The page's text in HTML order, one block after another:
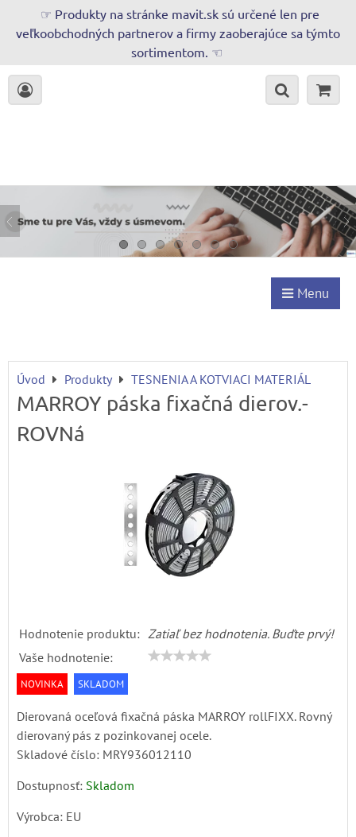
☞ Produkty na stránke mavit.sk sú určené len pre
veľkoobchodných partnerov a firmy zaoberajúce sa týmto
sortimentom. ☜
Menu
Úvod Produkty TESNENIA A KOTVIACI MATERIÁL
MARROY páska fixačná dierov.-
ROVNá
Hodnotenie produktu: Zatiaľ bez hodnotenia. Buďte prvý!
Vaše hodnotenie:
NOVINKA SKLADOM
Dierovaná oceľová fixačná páska MARROY rollFIXX. Rovný
dierovaný pás z pozinkovanej ocele.
Skladové číslo: MRY936012110
Dostupnosť: Skladom
Výrobca: EU